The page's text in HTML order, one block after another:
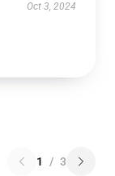
Oct 3, 2024
1 / 3